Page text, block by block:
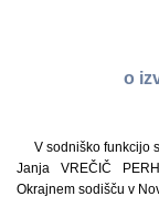
o
V sodniško funkcijo
Janja VREČIČ
Okrajnem sodišču v